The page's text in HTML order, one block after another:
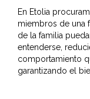
En Etolia
miembros de una
de la familia
entenderse,
comportamiento
garantizando el